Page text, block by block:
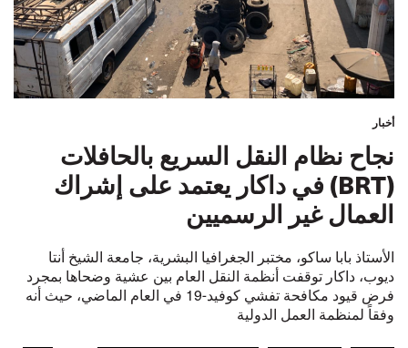
أخبار
نجاح نظام النقل السريع بالحافلات
(BRT) في داكار يعتمد على إشراك
العمال غير الرسميين
الأستاذ بابا ساكو، مختبر الجغرافيا البشرية، جامعة الشيخ أنتا
ديوب، داكار توقفت أنظمة النقل العام بين عشية وضحاها بمجرد
فرض قيود مكافحة تفشي كوفيد-19 في العام الماضي، حيث أنه
وفقاً لمنظمة العمل الدولية